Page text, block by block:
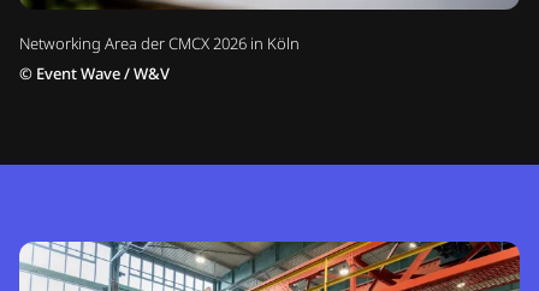
Networking Area der CMCX 2026 in Köln
© Event Wave / W&V